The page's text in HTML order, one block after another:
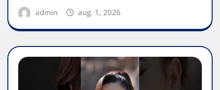
admin aug. 1, 2026